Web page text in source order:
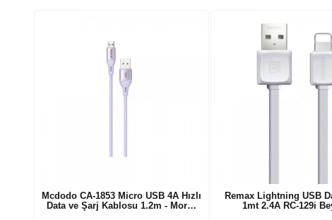
Mcdodo CA-1853 Micro USB 4A Hızlı
Data ve Şarj Kablosu 1.2m - Mor…
Remax Lightning USB
1mt 2.4A RC-129i